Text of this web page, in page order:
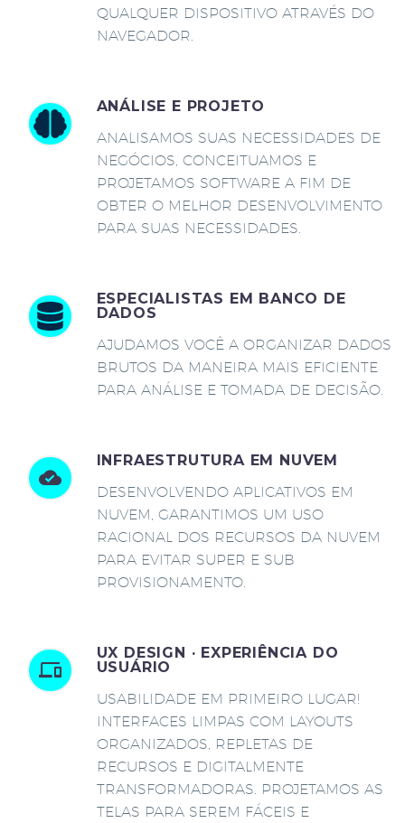
QUALQUER DISPOSITIVO ATRAVÉS DO
NAVEGADOR.
ANÁLISE E PROJETO
ANALISAMOS SUAS NECESSIDADES DE
NEGÓCIOS, CONCEITUAMOS E
PROJETAMOS SOFTWARE A FIM DE
OBTER O MELHOR DESENVOLVIMENTO
PARA SUAS NECESSIDADES.
ESPECIALISTAS EM BANCO DE
DADOS
AJUDAMOS VOCÊ A ORGANIZAR DADOS
BRUTOS DA MANEIRA MAIS EFICIENTE
PARA ANÁLISE E TOMADA DE DECISÃO.
INFRAESTRUTURA EM NUVEM
DESENVOLVENDO APLICATIVOS EM
NUVEM, GARANTIMOS UM USO
RACIONAL DOS RECURSOS DA NUVEM
PARA EVITAR SUPER E SUB
PROVISIONAMENTO.
UX DESIGN · EXPERIÊNCIA DO
USUÁRIO
USABILIDADE EM PRIMEIRO LUGAR!
INTERFACES LIMPAS COM LAYOUTS
ORGANIZADOS, REPLETAS DE
RECURSOS E DIGITALMENTE
TRANSFORMADORAS. PROJETAMOS AS
TELAS PARA SEREM FÁCEIS E